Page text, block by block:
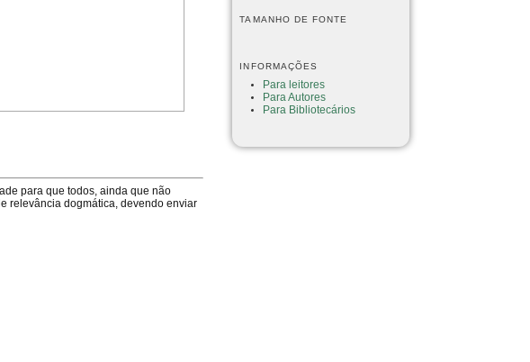
TAMANHO DE FONTE
INFORMAÇÕES
Para leitores
Para Autores
Para Bibliotecários
para que todos, ainda que não
relevância dogmática, devendo enviar